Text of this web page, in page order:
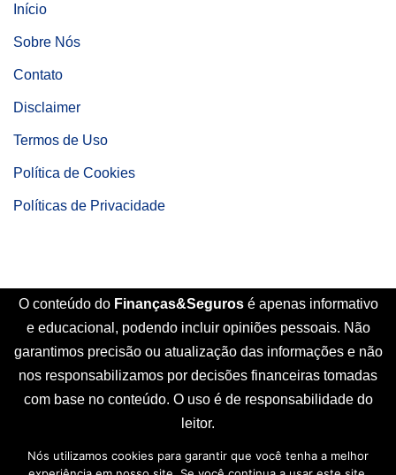
Início
Sobre Nós
Contato
Disclaimer
Termos de Uso
Política de Cookies
Políticas de Privacidade
O conteúdo do Finanças&Seguros é apenas informativo
e educacional, podendo incluir opiniões pessoais. Não
garantimos precisão ou atualização das informações e não
nos responsabilizamos por decisões financeiras tomadas
com base no conteúdo. O uso é de responsabilidade do
leitor.
Início Sobre Nós Contato
Disclaimer
Nós utilizamos cookies para garantir que você tenha a melhor